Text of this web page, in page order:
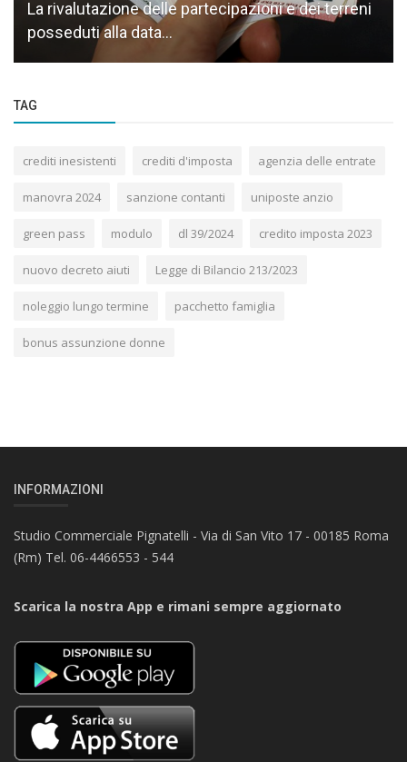
La rivalutazione delle partecipazioni e dei terreni
posseduti alla data...
TAG
crediti inesistenti crediti d'imposta agenzia delle entrate
manovra 2024 sanzione contanti uniposte anzio
green pass modulo dl 39/2024 credito imposta 2023
nuovo decreto aiuti Legge di Bilancio 213/2023
noleggio lungo termine pacchetto famiglia
bonus assunzione donne
INFORMAZIONI
Studio Commerciale Pignatelli - Via di San Vito 17 - 00185 Roma
(Rm) Tel. 06-4466553 - 544
Scarica la nostra App e rimani sempre aggiornato